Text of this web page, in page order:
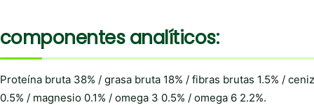
componentes analíticos:
Proteína bruta 38% / grasa bruta 18% / fibras brutas 1.5% /
0.5% / magnesio 0.1% / omega 3 0.5% / omega 6 2.2%.